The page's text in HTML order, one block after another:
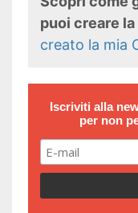
puoi creare
creato la mia
Iscriviti alla
per non